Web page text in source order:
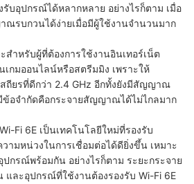
รับอุปกรณ์ได้หลากหลาย อย่างไรก็ตาม เมื่อ
ณรบกวนได้ง่ายเมื่อมีผู้ใช้งานจำนวนมาก
ะสำหรับผู้ที่ต้องการใช้งานอินเทอร์เน็ต
เกมออนไลน์หรือสตรีมมิง เพราะให้
สถียรที่ดีกว่า 2.4 GHz อีกทั้งยังมีสัญญาณ
ข้อจำกัดคือกระจายสัญญาณได้ไม่ไกลมาก
Fi 6E เป็นเทคโนโลยีใหม่ที่รองรับ
ามหน่วงในการเชื่อมต่อได้ดียิ่งขึ้น เหมาะ
กรณ์พร้อมกัน อย่างไรก็ตาม ระยะกระจาย
ละอุปกรณ์ที่ใช้งานต้องรองรับ Wi-Fi 6E